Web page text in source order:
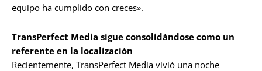
equipo ha cumplido con creces».
TransPerfect Media sigue consolidándose como un
referente en la localización
Recientemente, TransPerfect Media vivió una noche